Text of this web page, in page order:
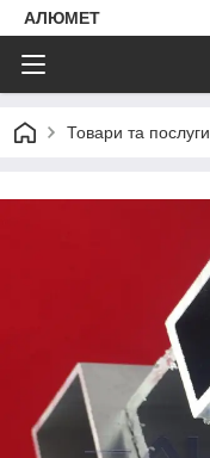
АЛЮМЕТ
Товари та послуги